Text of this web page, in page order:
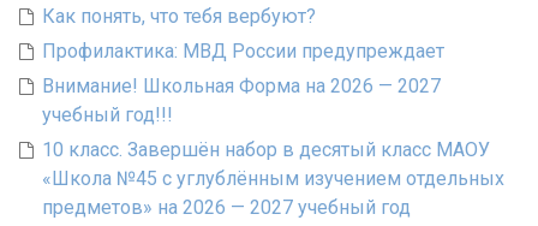
Как понять, что тебя вербуют?
Профилактика: МВД России предупреждает
Внимание! Школьная Форма на 2026 — 2027
учебный год!!!
10 класс. Завершён набор в десятый класс МАОУ
«Школа №45 с углублённым изучением отдельных
предметов» на 2026 — 2027 учебный год